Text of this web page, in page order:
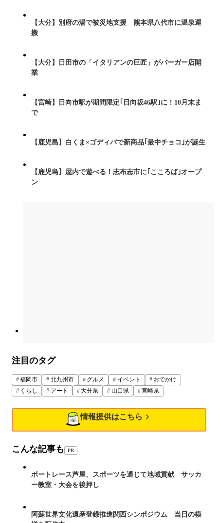
【大分】別府の湯で被災地支援 熊本県八代市に温泉運
搬
【大分】日田市の「イタリアンの巨匠」がバーガー店開
業
【宮崎】日向市駅が期間限定｢日向坂46駅｣に！10月末ま
で
【鹿児島】白くま×ゴディバで新商品｢最中チョコ｣が誕生
【鹿児島】屋内で遊べる！志布志市に｢こころば｣オープ
ン
注目のタグ
福岡市 北九州市 グルメ イベント
おでかけ
くらし
アート 大分県 山口県 宮崎県
情報提供はこちら
こんな記事も PR
ボートレース芦屋、スポーツを通じて地域貢献 サッカ
ー教室・大会を後押し
阿蘇世界文化遺産登録推進関西シンポジウム 当日の模